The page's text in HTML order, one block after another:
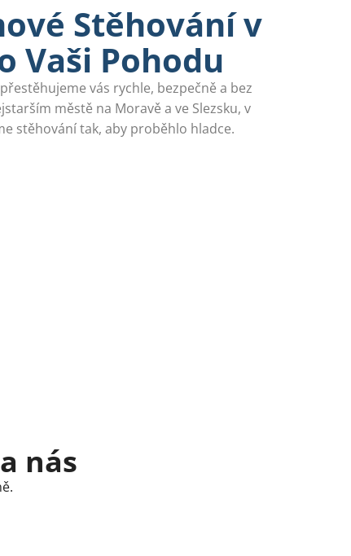
Stěhování v
Vaši Pohodu
vás rychle, bezpečně a bez
městě na Moravě a ve Slezsku, v
stěhování tak, aby proběhlo hladce.
nás